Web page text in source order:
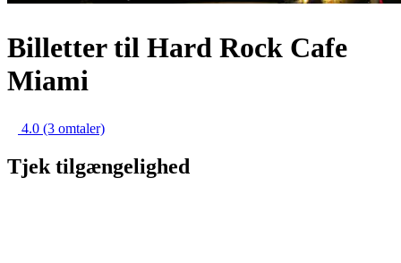
Billetter til Hard Rock Cafe
Miami
4.0 (3 omtaler)
Tjek tilgængelighed